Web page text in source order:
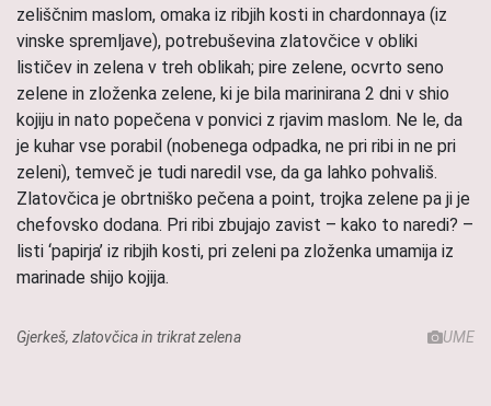
Gjerkeš, zlatovčica in trikrat zelena UME
zeliščnim maslom, omaka iz ribjih kosti in chardonnaya (iz
vinske spremljave), potrebuševina zlatovčice v obliki
lističev in zelena v treh oblikah; pire zelene, ocvrto seno
zelene in zloženka zelene, ki je bila marinirana 2 dni v shio
kojiju in nato popečena v ponvici z rjavim maslom. Ne le, da
je kuhar vse porabil (nobenega odpadka, ne pri ribi in ne pri
zeleni), temveč je tudi naredil vse, da ga lahko pohvališ.
Zlatovčica je obrtniško pečena a point, trojka zelene pa ji je
chefovsko dodana. Pri ribi zbujajo zavist – kako to naredi? –
listi ‘papirja’ iz ribjih kosti, pri zeleni pa zloženka umamija iz
marinade shijo kojija.